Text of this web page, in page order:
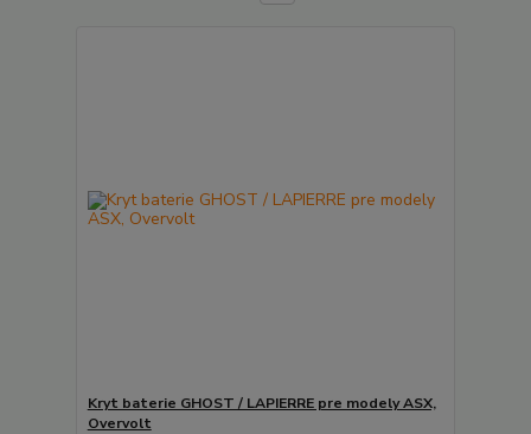
Kryt baterie GHOST / LAPIERRE pre modely ASX,
Overvolt